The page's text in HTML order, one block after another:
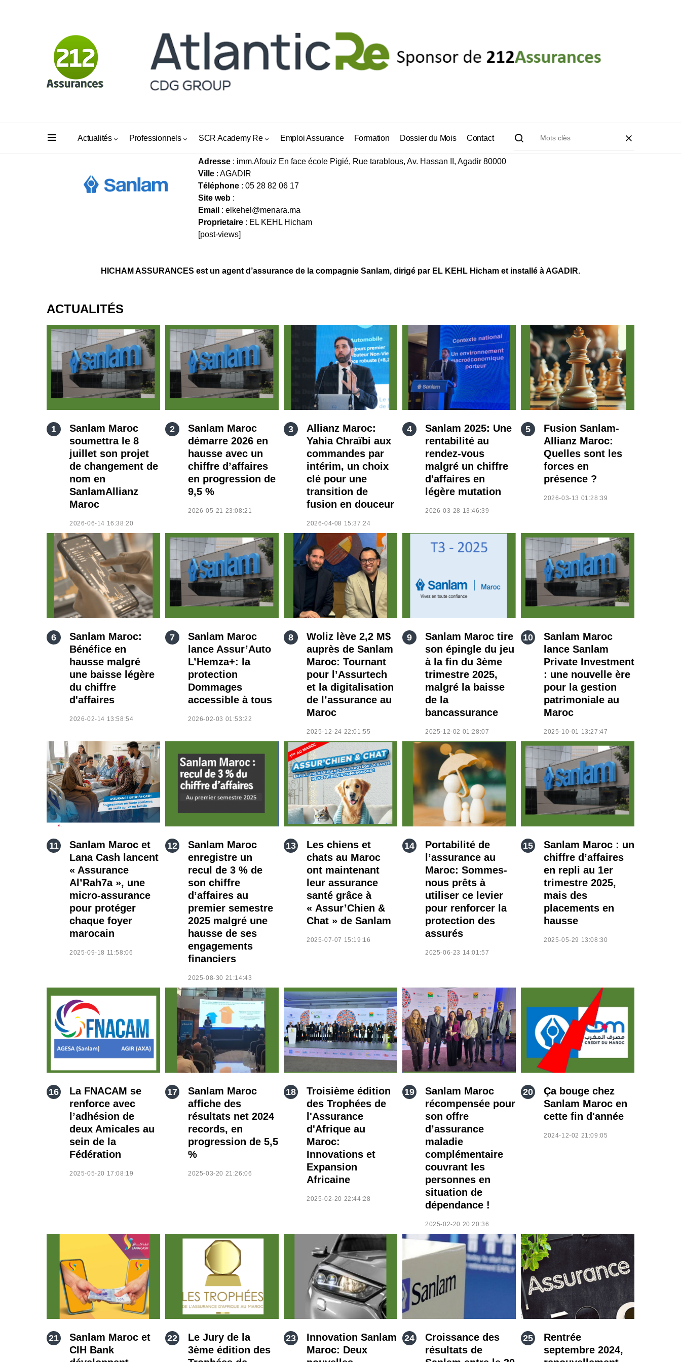
Actualités Professionnels SCR Academy Re Emploi Assurance Formation Dossier du Mois Contact
HICHAM ASSURANCES
Adresse : imm.Afouiz En face école Pigié, Rue tarablous, Av. Hassan II, Agadir 80000
Ville : AGADIR
Téléphone : 05 28 82 06 17
Site web :
Email : elkehel@menara.ma
Proprietaire : EL KEHL Hicham
[post-views]
HICHAM ASSURANCES est un agent d’assurance de la compagnie Sanlam, dirigé par EL KEHL Hicham et installé à AGADIR.
ACTUALITÉS
Sanlam Maroc
soumettra le 8
juillet son projet
de changement de
nom en
SanlamAllianz
Maroc
2026-06-14 16:38:20
Sanlam Maroc
démarre 2026 en
hausse avec un
chiffre d’affaires
en progression de
9,5 %
2026-05-21 23:08:21
Allianz Maroc:
Yahia Chraïbi aux
commandes par
intérim, un choix
clé pour une
transition de
fusion en douceur
2026-04-08 15:37:24
Sanlam 2025: Une
rentabilité au
rendez-vous
malgré un chiffre
d'affaires en
légère mutation
2026-03-28 13:46:39
Fusion Sanlam-
Allianz Maroc:
Quelles sont les
forces en
présence ?
2026-03-13 01:28:39
Sanlam Maroc:
Bénéfice en
hausse malgré
une baisse légère
du chiffre
d'affaires
2026-02-14 13:58:54
Sanlam Maroc
lance Assur’Auto
L’Hemza+: la
protection
Dommages
accessible à tous
2026-02-03 01:53:22
Woliz lève 2,2 M$
auprès de Sanlam
Maroc: Tournant
pour l’Assurtech
et la digitalisation
de l’assurance au
Maroc
2025-12-24 22:01:55
Sanlam Maroc tire
son épingle du jeu
à la fin du 3ème
trimestre 2025,
malgré la baisse
de la
bancassurance
2025-12-02 01:28:07
Sanlam Maroc
lance Sanlam
Private Investment
: une nouvelle ère
pour la gestion
patrimoniale au
Maroc
2025-10-01 13:27:47
Sanlam Maroc et
Lana Cash lancent
« Assurance
Al’Rah7a », une
micro-assurance
pour protéger
chaque foyer
marocain
2025-09-18 11:58:06
Sanlam Maroc
enregistre un
recul de 3 % de
son chiffre
d’affaires au
premier semestre
2025 malgré une
hausse de ses
engagements
financiers
2025-08-30 21:14:43
Les chiens et
chats au Maroc
ont maintenant
leur assurance
santé grâce à
« Assur’Chien &
Chat » de Sanlam
2025-07-07 15:19:16
Portabilité de
l’assurance au
Maroc: Sommes-
nous prêts à
utiliser ce levier
pour renforcer la
protection des
assurés
2025-06-23 14:01:57
Sanlam Maroc : un
chiffre d’affaires
en repli au 1er
trimestre 2025,
mais des
placements en
hausse
2025-05-29 13:08:30
La FNACAM se
renforce avec
l’adhésion de
deux Amicales au
sein de la
Fédération
2025-05-20 17:08:19
Sanlam Maroc
affiche des
résultats net 2024
records, en
progression de 5,5
%
2025-03-20 21:26:06
Troisième édition
des Trophées de
l'Assurance
d'Afrique au
Maroc:
Innovations et
Expansion
Africaine
2025-02-20 22:44:28
Sanlam Maroc
récompensée pour
son offre
d’assurance
maladie
complémentaire
couvrant les
personnes en
situation de
dépendance !
2025-02-20 20:20:36
Ça bouge chez
Sanlam Maroc en
cette fin d'année
2024-12-02 21:09:05
Sanlam Maroc et
CIH Bank
Le Jury de la
3ème édition des
Innovation Sanlam
Maroc: Deux
Croissance des
résultats de
Rentrée
septembre 2024,